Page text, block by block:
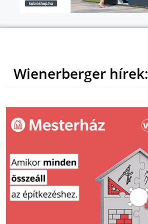
Wienerberger hírek: